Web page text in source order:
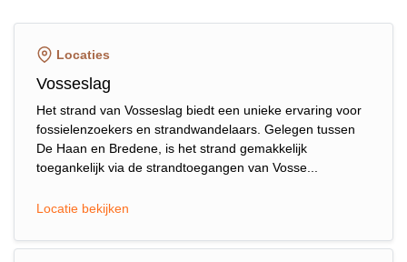
Locaties
Vosseslag
Het strand van Vosseslag biedt een unieke ervaring voor
fossielenzoekers en strandwandelaars. Gelegen tussen
De Haan en Bredene, is het strand gemakkelijk
toegankelijk via de strandtoegangen van Vosse...
Locatie bekijken